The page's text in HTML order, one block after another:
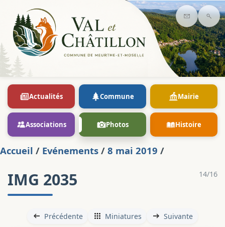
Contact
Actualités Commune Mairie
Associations Photos Histoire
Accueil / Evénements / 8 mai 2019 /
14/16
IMG 2035
Précédente Miniatures Suivante